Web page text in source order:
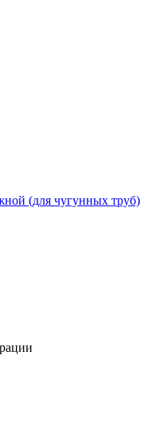
(для чугунных труб)